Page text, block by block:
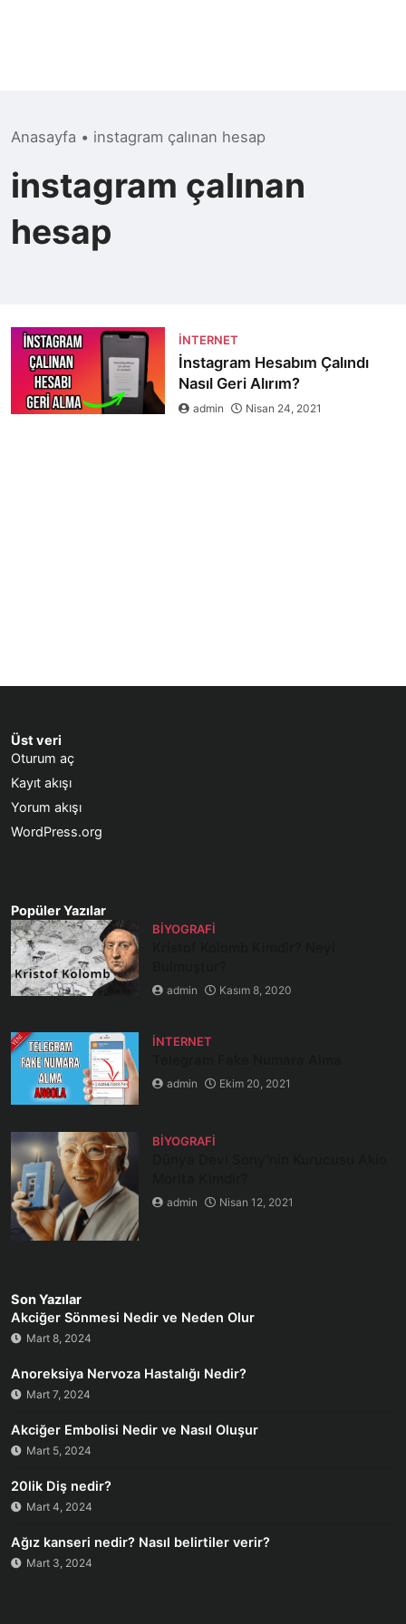
Anasayfa • instagram çalınan hesap
instagram çalınan
hesap
İNTERNET
İnstagram Hesabım Çalındı
Nasıl Geri Alırım?
admin Nisan 24, 2021
Üst veri
Oturum aç
Kayıt akışı
Yorum akışı
WordPress.org
Popüler Yazılar
BIYOGRAFI
admin Kasım 8, 2020
İNTERNET
admin Ekim 20, 2021
BIYOGRAFI
admin Nisan 12, 2021
Son Yazılar
Akciğer Sönmesi Nedir ve Neden Olur
Mart 8, 2024
Anoreksiya Nervoza Hastalığı Nedir?
Mart 7, 2024
Akciğer Embolisi Nedir ve Nasıl Oluşur
Mart 5, 2024
20lik Diş nedir?
Mart 4, 2024
Ağız kanseri nedir? Nasıl belirtiler verir?
Mart 3, 2024